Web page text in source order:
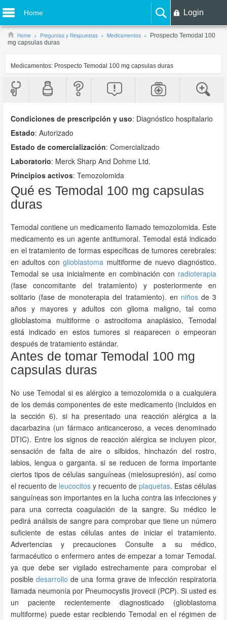
Home Login
Home Preguntas y Respuestas Medicamentos
Prospecto Temodal 100
mg capsulas duras
Medicamentos: Prospecto Temodal 100 mg capsulas duras
Condiciones de prescripción y uso: Diagnóstico hospitalario
Estado: Autorizado
Estado de comercialización: Comercializado
Laboratorio: Merck Sharp And Dohme Ltd.
Principios activos: Temozolomida
Qué es Temodal 100 mg capsulas
duras
Temodal contiene un medicamento llamado temozolomida. Este
medicamento es un agente antitumoral. Temodal está indicado
en el tratamiento de formas específicas de tumores cerebrales:
en adultos conglioblastoma multiforme de nuevo diagnóstico.
Temodal se usa inicialmente en combinación con radioterapia
(fase concomitante del tratamiento) y posteriormente en
solitario (fase de monoterapia del tratamiento). en niñosde 3
años y mayores y adultos con glioma maligno, tal como
glioblastoma multiforme o astrocitoma anaplásico, Temodal
está indicado en estos tumores si reaparecen o empeoran
después de tratamiento estándar.
Antes de tomar Temodal 100 mg
capsulas duras
No use Temodal si es alérgico a temozolomida o a cualquiera
de los demás componentes de este medicamento (incluidos en
la sección 6). si ha presentado una reacción alérgica a la
dacarbazina (un fármaco anticanceroso, a veces denominado
DTIC). Entre los signos de reacción alérgica se incluyen picor,
sensación de falta de aire o silbidos, hinchazón del rostro,
labios, lengua o garganta. si se reducen de forma importante
ciertos tipos de células sanguíneas (mielosupresión), así como
el recuento de leucocitos y recuento de plaquetas. Estas células
sanguíneas son importantes en la lucha contra las infecciones y
para una correcta coagulación de la sangre. Su médico le
pedirá análisis de sangre para comprobar que tiene un número
suficiente de estas células antes de iniciar el tratamiento.
Advertencias y precauciones Consulte a su médico,
farmacéutico o enfermero antes de empezar a tomar Temodal.
ya que debe ser vigilado estrechamente para comprobar el
posibledesarrollo de una forma grave de infección respiratoria
llamada neumonía por Pneumocystis jirovecii (PCP). Si usted es
un paciente recientemente diagnosticado (glioblastoma
multiforme) puede estar recibiendo Temodal en el régimen de